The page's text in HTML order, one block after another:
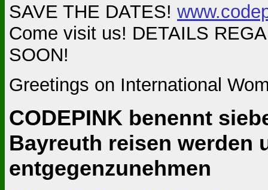
SAVE THE DATES!
Come visit us! DETAILS
SOON!
Greetings on International
CODEPINK benennt
Bayreuth reisen werden
entgegenzunehmen